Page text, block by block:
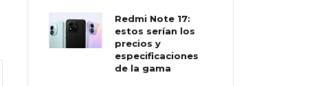
Redmi Note 17:
estos serían los
precios y
especificaciones
de la gama